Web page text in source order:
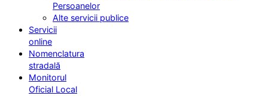
Persoanelor
Alte servicii publice
Servicii
online
Nomenclatura
stradală
Monitorul
Oficial Local